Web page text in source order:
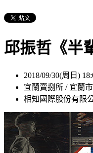
邱振哲《半
2018/09/30(周日)
宜蘭賣捌所 / 宜蘭
相知國際股份有限